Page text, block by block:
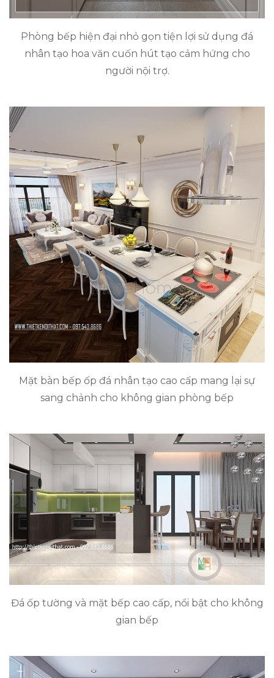
Phòng bếp hiện đại nhỏ gọn tiện lợi sử dụng đá
nhân tạo hoa văn cuốn hút tạo cảm hứng cho
người nội trợ.
Mặt bàn bếp ốp đá nhân tạo cao cấp mang lại sự
sang chảnh cho không gian phòng bếp
Đá ốp tường và mặt bếp cao cấp, nổi bật cho không
gian bếp